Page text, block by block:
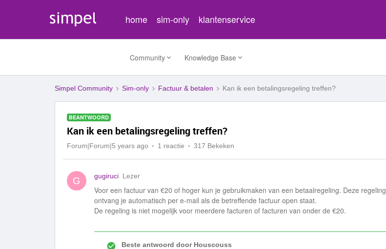
home sim-only klantenservice
Community Knowledge Base
Simpel Community Sim-only Factuur & betalen Kan ik een betalingsregeling treffen?
BEANTWOORD
Kan ik een betalingsregeling treffen?
Forum|Forum|5 years ago 1 reactie 317 Bekeken
G gugiruci Lezer
Voor een factuur van €20 of hoger kun je gebruikmaken van een betaalregeling. Deze regeling
ontvang je automatisch per e-mail als de betreffende factuur open staat.
De regeling is niet mogelijk voor meerdere facturen of facturen van onder de €20.
Beste antwoord doorHouscouss